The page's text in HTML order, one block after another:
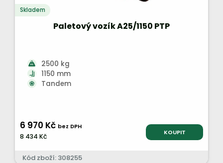
Skladem
Paletový vozík A25/1150 PTP
2500 kg
1150 mm
Tandem
6 970 Kč bez DPH
8 434 Kč KOUPIT
Kód zboží: 308255